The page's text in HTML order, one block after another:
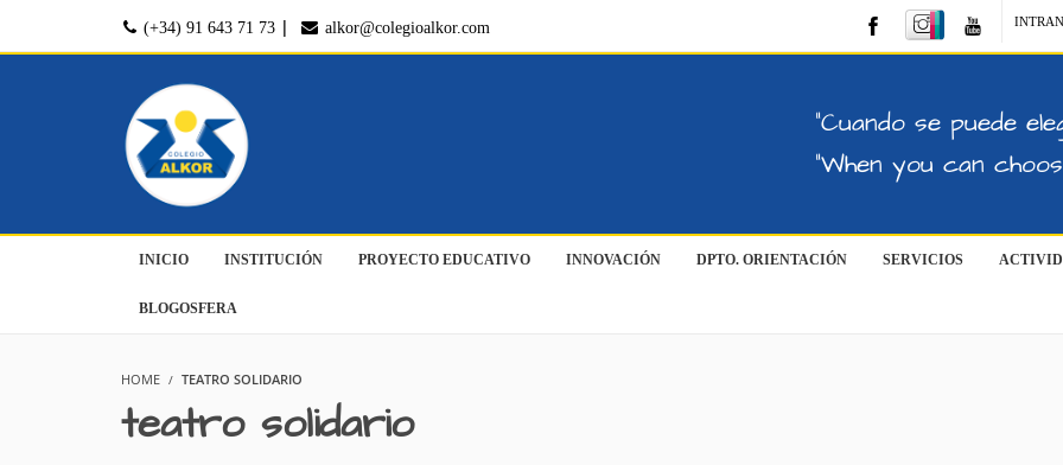
(+34) 91 643 71 73 | alkor@colegioalkor.com
"Cuando se puede
"When you can
INICIO INSTITUCIÓN PROYECTO EDUCATIVO INNOVACIÓN DPTO. ORIENTACIÓN SERVICIOS
BLOGOSFERA
HOME TEATRO SOLIDARIO
teatro solidario